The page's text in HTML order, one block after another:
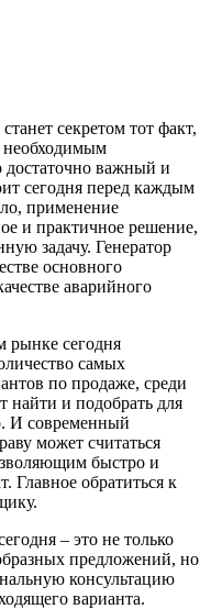
секретом тот факт,
необходимым
важный и
сегодня перед каждым
применение
и практичное решение,
задачу. Генератор
основного
аварийного
рынке сегодня
самых
по продаже, среди
найти и подобрать для
И современный
может считаться
быстро и
Главное обратиться к
– это не только
предложений, но
консультацию
варианта.